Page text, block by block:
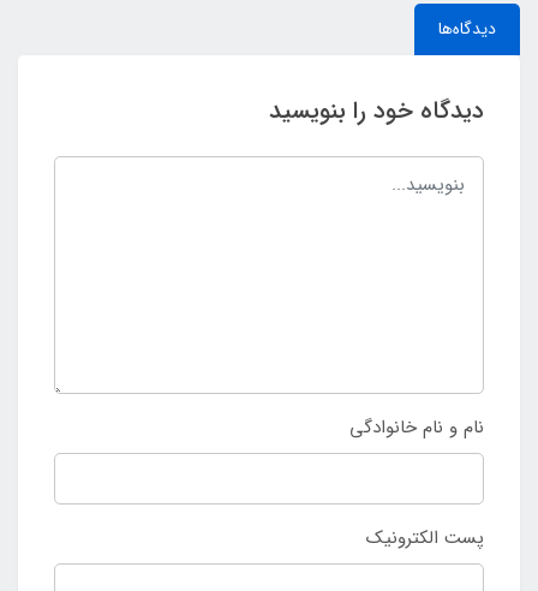
دیدگاه‌ها
دیدگاه خود را بنویسید
نام و نام خانوادگی
پست الکترونیک